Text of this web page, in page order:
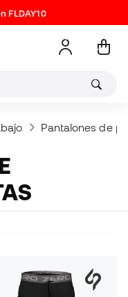
FLDAY10
Pantalones de